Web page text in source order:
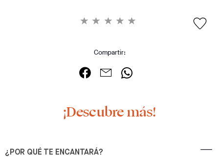
Compartir:
¡Descubre más!
¿POR QUÉ TE ENCANTARÁ?